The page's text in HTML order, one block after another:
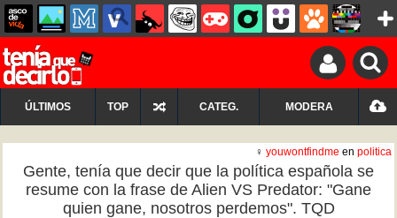
ÚLTIMOS TOP CATEG. MODERA
♀ youwontfindme en politica
Gente, tenía que decir que la política española se
resume con la frase de Alien VS Predator: "Gane
quien gane, nosotros perdemos". TQD